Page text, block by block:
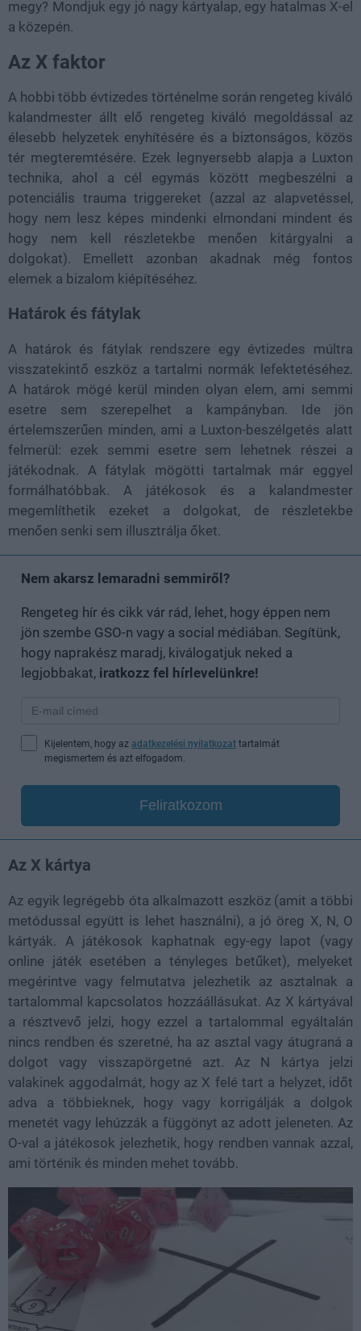
megy? Mondjuk egy jó nagy kártyalap, egy hatalmas X-el
a közepén.
Az X faktor
A hobbi több évtizedes történelme során rengeteg kiváló
kalandmester állt elő rengeteg kiváló megoldással az
élesebb helyzetek enyhítésére és a biztonságos, közös
tér megteremtésére. Ezek legnyersebb alapja a Luxton
technika, ahol a cél egymás között megbeszélni a
potenciális trauma triggereket (azzal az alapvetéssel,
hogy nem lesz képes mindenki elmondani mindent és
hogy nem kell részletekbe menően kitárgyalni a
dolgokat). Emellett azonban akadnak még fontos
elemek a bizalom kiépítéséhez.
Határok és fátylak
A határok és fátylak rendszere egy évtizedes múltra
visszatekintő eszköz a tartalmi normák lefektetéséhez.
A határok mögé kerül minden olyan elem, ami semmi
esetre sem szerepelhet a kampányban. Ide jön
értelemszerűen minden, ami a Luxton-beszélgetés alatt
felmerül: ezek semmi esetre sem lehetnek részei a
játékodnak. A fátylak mögötti tartalmak már eggyel
formálhatóbbak. A játékosok és a kalandmester
megemlíthetik ezeket a dolgokat, de részletekbe
menően senki sem illusztrálja őket.
Nem akarsz lemaradni semmiről?
Rengeteg hír és cikk vár rád, lehet, hogy éppen nem
jön szembe GSO-n vagy a social médiában. Segítünk,
hogy naprakész maradj, kiválogatjuk neked a
legjobbakat, iratkozz fel hírlevelünkre!
Kijelentem, hogy az adatkezelési nyilatkozat tartalmát
megismertem és azt elfogadom.
Feliratkozom
Az X kártya
Az egyik legrégebb óta alkalmazott eszköz (amit a többi
metódussal együtt is lehet használni), a jó öreg X, N, O
kártyák. A játékosok kaphatnak egy-egy lapot (vagy
online játék esetében a tényleges betűket), melyeket
megérintve vagy felmutatva jelezhetik az asztalnak a
tartalommal kapcsolatos hozzáállásukat. Az X kártyával
a résztvevő jelzi, hogy ezzel a tartalommal egyáltalán
nincs rendben és szeretné, ha az asztal vagy átugraná a
dolgot vagy visszapörgetné azt. Az N kártya jelzi
valakinek aggodalmát, hogy az X felé tart a helyzet, időt
adva a többieknek, hogy vagy korrigálják a dolgok
menetét vagy lehúzzák a függönyt az adott jeleneten. Az
O-val a játékosok jelezhetik, hogy rendben vannak azzal,
ami történik és minden mehet tovább.